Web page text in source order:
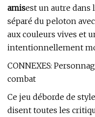
amisest un autre dans
séparé du peloton
aux couleurs vives et
intentionnellement
CONNEXES:
combat
Ce jeu déborde de
disent toutes les